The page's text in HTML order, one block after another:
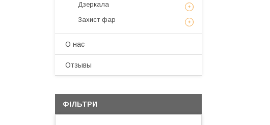
Дзеркала
Захист фар
О нас
Отзывы
ФІЛЬТРИ